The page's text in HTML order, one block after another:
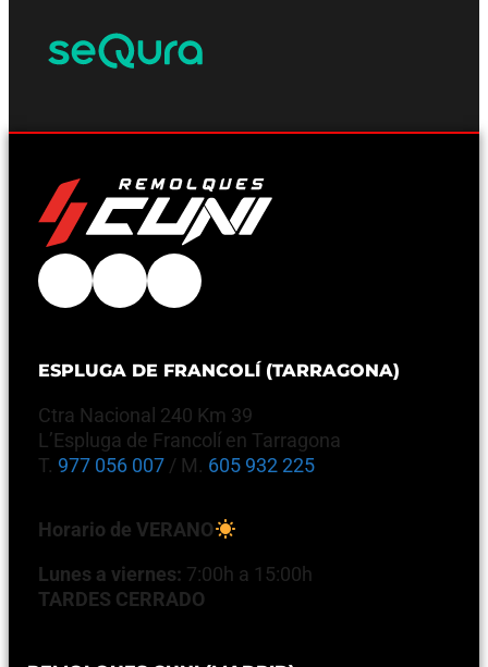
ESPLUGA DE FRANCOLÍ (TARRAGONA)
Ctra Nacional 240 Km 39
L’Espluga de Francolí en Tarragona
T. 977 056 007 / M. 605 932 225
Horario de VERANO
Lunes a viernes: 7:00h a 15:00h
TARDES CERRADO